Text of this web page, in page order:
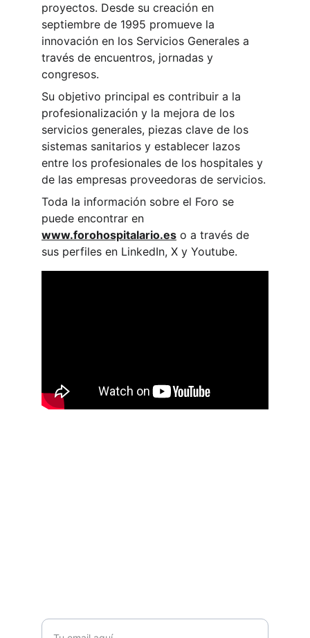
proyectos. Desde su creación en
septiembre de 1995 promueve la
innovación en los Servicios Generales a
través de encuentros, jornadas y
congresos.
Su objetivo principal es contribuir a la
profesionalización y la mejora de los
servicios generales, piezas clave de los
sistemas sanitarios y establecer lazos
entre los profesionales de los hospitales y
de las empresas proveedoras de servicios.
Toda la información sobre el Foro se
puede encontrar en
www.forohospitalario.es o a través de
sus perfiles en LinkedIn, X y Youtube.